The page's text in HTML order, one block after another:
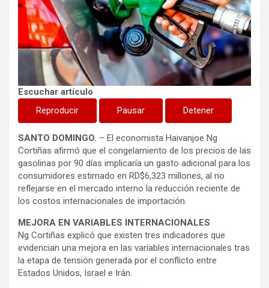
Escuchar artículo
Reproducir
Pausar Detener
SANTO DOMINGO. – El economista Haivanjoe Ng
Cortiñas afirmó que el congelamiento de los precios de las
gasolinas por 90 días implicaría un gasto adicional para los
consumidores estimado en RD$6,323 millones, al no
reflejarse en el mercado interno la reducción reciente de
los costos internacionales de importación.
MEJORA EN VARIABLES INTERNACIONALES
Ng Cortiñas explicó que existen tres indicadores que
evidencian una mejora en las variables internacionales tras
la etapa de tensión generada por el conflicto entre
Estados Unidos, Israel e Irán.